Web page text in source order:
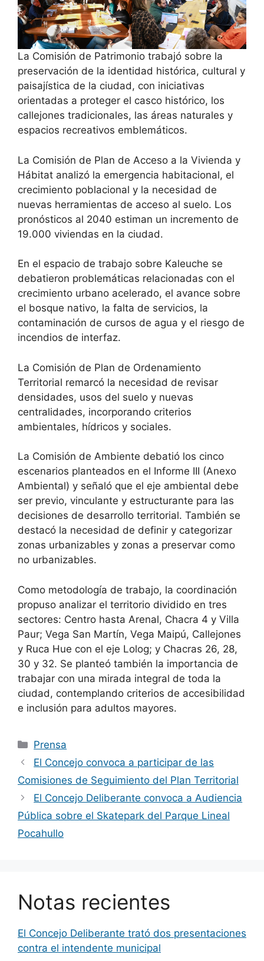
La Comisión de Patrimonio trabajó sobre la
preservación de la identidad histórica, cultural y
paisajística de la ciudad, con iniciativas
orientadas a proteger el casco histórico, los
callejones tradicionales, las áreas naturales y
espacios recreativos emblemáticos.
La Comisión de Plan de Acceso a la Vivienda y
Hábitat analizó la emergencia habitacional, el
crecimiento poblacional y la necesidad de
nuevas herramientas de acceso al suelo. Los
pronósticos al 2040 estiman un incremento de
19.000 viviendas en la ciudad.
En el espacio de trabajo sobre Kaleuche se
debatieron problemáticas relacionadas con el
crecimiento urbano acelerado, el avance sobre
el bosque nativo, la falta de servicios, la
contaminación de cursos de agua y el riesgo de
incendios de interfaz.
La Comisión de Plan de Ordenamiento
Territorial remarcó la necesidad de revisar
densidades, usos del suelo y nuevas
centralidades, incorporando criterios
ambientales, hídricos y sociales.
La Comisión de Ambiente debatió los cinco
escenarios planteados en el Informe III (Anexo
Ambiental) y señaló que el eje ambiental debe
ser previo, vinculante y estructurante para las
decisiones de desarrollo territorial. También se
destacó la necesidad de definir y categorizar
zonas urbanizables y zonas a preservar como
no urbanizables.
Como metodología de trabajo, la coordinación
propuso analizar el territorio dividido en tres
sectores: Centro hasta Arenal, Chacra 4 y Villa
Paur; Vega San Martín, Vega Maipú, Callejones
y Ruca Hue con el eje Lolog; y Chacras 26, 28,
30 y 32. Se planteó también la importancia de
trabajar con una mirada integral de toda la
ciudad, contemplando criterios de accesibilidad
e inclusión para adultos mayores.
Categorías
Prensa
El Concejo convoca a participar de las
Comisiones de Seguimiento del Plan Territorial
El Concejo Deliberante convoca a Audiencia
Pública sobre el Skatepark del Parque Lineal
Pocahullo
Notas recientes
El Concejo Deliberante trató dos presentaciones
contra el intendente municipal